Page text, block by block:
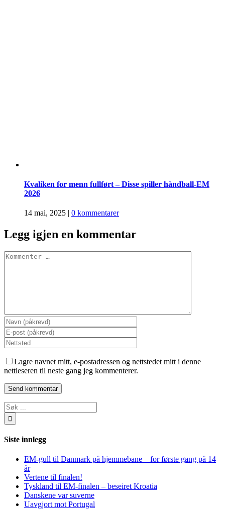
Kvaliken for menn fullført – Disse spiller håndball-EM
2026
14 mai, 2025 | 0 kommentarer
Legg igjen en kommentar
Comment
Lagre navnet mitt, e-postadressen og nettstedet mitt i denne
nettleseren til neste gang jeg kommenterer.
Søk
…
Siste innlegg
EM-gull til Danmark på hjemmebane – for første gang på 14
år
Vertene til finalen!
Tyskland til EM-finalen – beseiret Kroatia
Danskene var suverne
Uavgjort mot Portugal